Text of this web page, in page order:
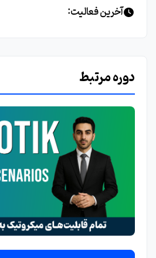
آخرین فعالیت:
دوره مرتبط